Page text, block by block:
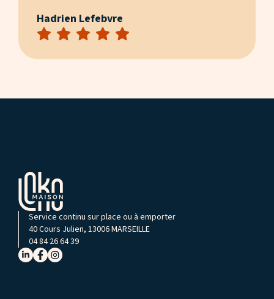
Hadrien Lefebvre
Service continu sur place ou à emporter
40 Cours Julien, 13006 MARSEILLE
04 84 26 64 39